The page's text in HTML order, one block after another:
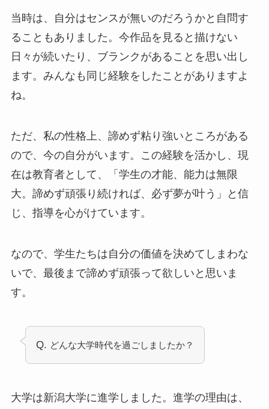
当時は、自分はセンスが無いのだろうかと自問す
ることもありました。今作品を見ると描けない
日々が続いたり、ブランクがあることを思い出し
ます。みんなも同じ経験をしたことがありますよ
ね。
ただ、私の性格上、諦めず粘り強いところがある
ので、今の自分がいます。この経験を活かし、現
在は教育者として、「学生の才能、能力は無限
大。諦めず頑張り続ければ、必ず夢が叶う」と信
じ、指導を心がけています。
なので、学生たちは自分の価値を決めてしまわな
いで、最後まで諦めず頑張って欲しいと思いま
す。
Q. どんな大学時代を過ごしましたか？
大学は新潟大学に進学しました。進学の理由は、